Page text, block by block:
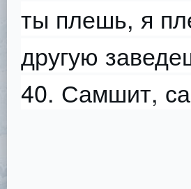
ты плешь, я
другую
40. Самшит,